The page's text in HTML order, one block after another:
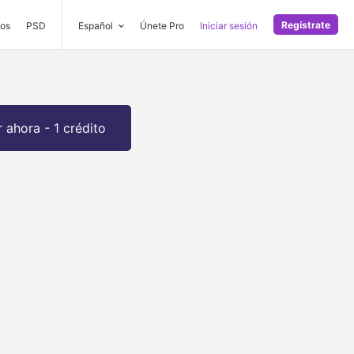
PSD Español Únete Pro Iniciar sesión Regístrate
ahora - 1 crédito